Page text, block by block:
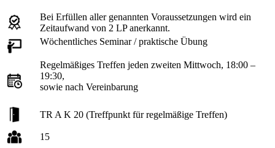
Bei Erfüllen aller genannten Voraussetzungen wird ein
Zeitaufwand von 2 LP anerkannt.
Wöchentliches Seminar / praktische Übung
Regelmäßiges Treffen jeden zweiten Mittwoch, 18:00 –
19:30,
sowie nach Vereinbarung
TR A K 20 (Treffpunkt für regelmäßige Treffen)
15